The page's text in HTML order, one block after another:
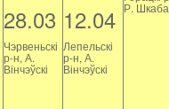
28.03
Чэрвеньскі
р-н, А.
Вінчэўскі
12.04
Лепельскі
р-н, А.
Вінчэўскі
Р.